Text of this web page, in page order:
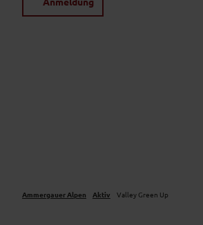
Ammergauer Alpen Aktiv Valley Green Up